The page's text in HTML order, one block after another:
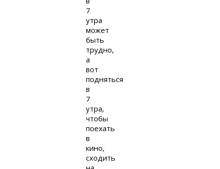
7
утра
может
быть
трудно,
а
вот
подняться
в
7
утра,
чтобы
поехать
в
кино,
сходить